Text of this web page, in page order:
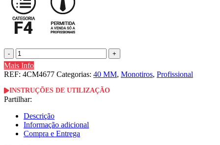
Quantidade
de
4CM4677
-
CANDELA
40mm
Apitos
Mais Info
REF: 4CM4677 Categorias: 40 MM, Monotiros, Profissional
INSTRUÇÕES DE UTILIZAÇÃO
Partilhar:
Descrição
Informação adicional
Compra e Entrega